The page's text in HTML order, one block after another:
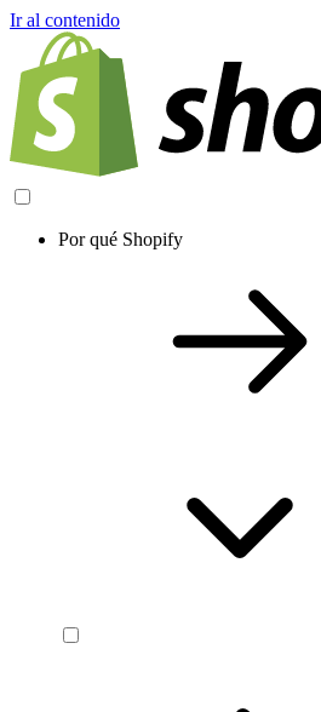
Ir al contenido
Por qué Shopify